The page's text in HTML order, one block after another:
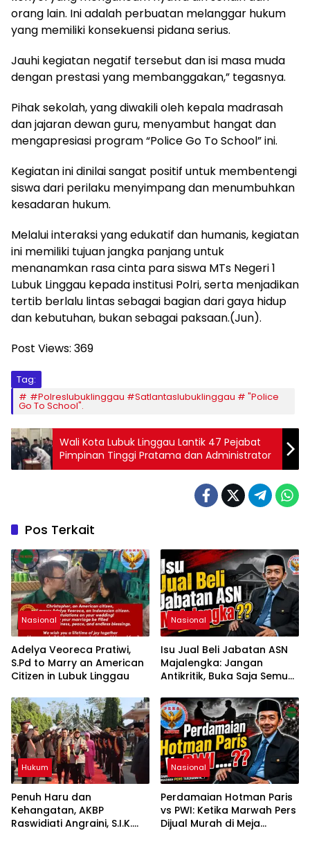
orang lain. Ini adalah perbuatan melanggar hukum
yang memiliki konsekuensi pidana serius.
Jauhi kegiatan negatif tersebut dan isi masa muda
dengan prestasi yang membanggakan,” tegasnya.
Pihak sekolah, yang diwakili oleh kepala madrasah
dan jajaran dewan guru, menyambut hangat dan
mengapresiasi program “Police Go To School” ini.
Kegiatan ini dinilai sangat positif untuk membentengi
siswa dari perilaku menyimpang dan menumbuhkan
kesadaran hukum.
Melalui interaksi yang edukatif dan humanis, kegiatan
ini memiliki tujuan jangka panjang untuk
menanamkan rasa cinta para siswa MTs Negeri 1
Lubuk Linggau kepada institusi Polri, serta menjadikan
tertib berlalu lintas sebagai bagian dari gaya hidup
dan kebutuhan, bukan sebagai paksaan.(Jun).
Post Views: 369
Tag:
#Polreslubuklinggau #Satlantaslubuklinggau # "Police
Go To School".
Wali Kota Lubuk Linggau Lantik 47 Pejabat
Pimpinan Tinggi Pratama dan Administrator
Pos Terkait
Nasional
Adelya Veoreca Pratiwi,
S.Pd to Marry an American
Citizen in Lubuk Linggau
Nasional
Isu Jual Beli Jabatan ASN
Majalengka: Jangan
Antikritik, Buka Saja Semua
Jabatan kepada Publik
Oleh: Aceng Syamsul
Hadie, S.Sos., MM. Ketua
Dewan Pembina Pusat
ASWIN
Hukum
Penuh Haru dan
Kehangatan, AKBP
Raswidiati Angraini, S.I.K.
Nasional
Perdamaian Hotman Paris
vs PWI: Ketika Marwah Pers
Dijual Murah di Meja